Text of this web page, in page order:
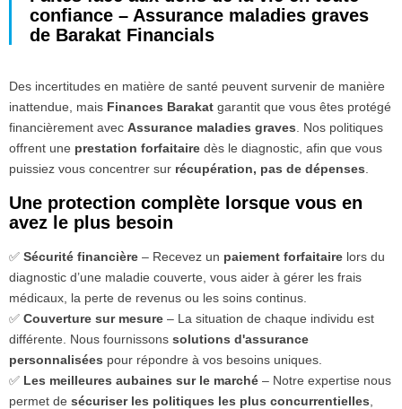
confiance – Assurance maladies graves
de Barakat Financials
Des incertitudes en matière de santé peuvent survenir de manière
inattendue, mais Finances Barakat garantit que vous êtes protégé
financièrement avec Assurance maladies graves . Nos politiques
offrent une prestation forfaitaire dès le diagnostic, afin que vous
puissiez vous concentrer sur récupération, pas de dépenses
Une protection complète lorsque vous en
avez le plus besoin
✅ Sécurité financière – Recevez un paiement forfaitaire lors du
diagnostic d’une maladie couverte, vous aider à gérer les frais
médicaux, la perte de revenus ou les soins continus.
✅ Couverture sur mesure – La situation de chaque individu est
différente. Nous fournissons solutions d'assurance
personnalisées pour répondre à vos besoins uniques.
✅ Les meilleures aubaines sur le marché – Notre expertise nous
permet de sécuriser les politiques les plus concurrentielles